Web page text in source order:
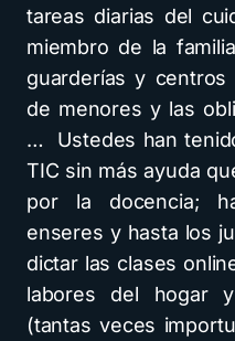
tareas diarias del
miembro de la
guarderías y
de menores y las
… Ustedes han
TIC sin más ayuda
por la docencia;
enseres y hasta los
dictar las clases
labores del hogar
(tantas veces